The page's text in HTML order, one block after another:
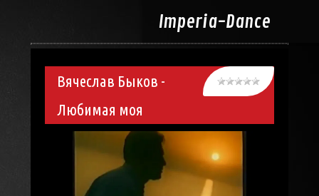
Imperia-Dance
Вячеслав Быков -
Любимая моя